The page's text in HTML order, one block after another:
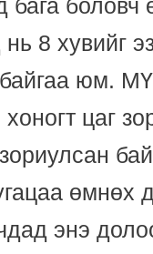
бага
8 хувийг
юм.
цаг
зориулсан
өмнөх
энэ